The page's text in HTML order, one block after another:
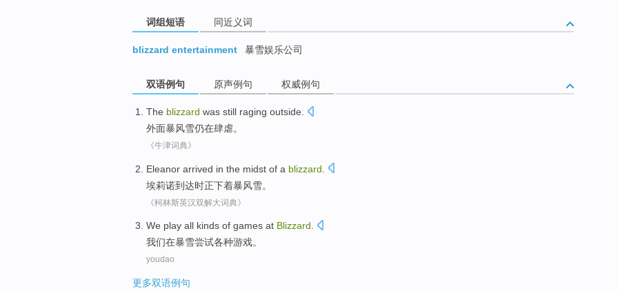
词组短语 同近义词
blizzard entertainment 暴雪娱乐公司
双语例句 原声例句 权威例句
The blizzard was still raging outside
外面暴风雪仍在肆虐。
《牛津词典》
Eleanor arrived in the midst of a blizzard
埃莉诺到达时正下着暴风雪。
《柯林斯英汉双解大词典》
We play all kinds of games at Blizzard.
我们在暴雪尝试各种游戏。
youdao
更多双语例句